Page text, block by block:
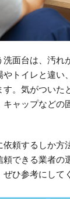
洗面台は、汚れ
やトイレと違い
。気がついた
キャップなどの
依頼するしか方
頼できる業者の
ひ参考にして